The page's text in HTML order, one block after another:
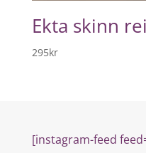
Ekta skinn
295kr
[instagram-feed